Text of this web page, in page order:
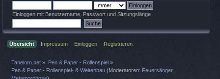
Einloggen mit Benutzername, Passwort und Sitzungslänge
Übersicht Impressum Einloggen Registrieren
Tanelorn.net » Pen & Paper - Rollenspiel»
Pen & Paper - Rollenspiel- & Weltenbau (Moderatoren: Feuersänger,